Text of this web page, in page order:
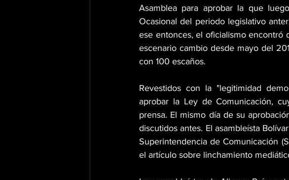
Asamblea para aprobar la que
Ocasional del periodo legislativo
ese entonces, el oficialismo encontró
escenario cambio desde mayo del
con 100 escaños.
Revestidos con la "legitimidad
aprobar la Ley de Comunicación,
prensa. El mismo día de su
discutidos antes. El asambleísta
Superintendencia de Comunicación
el artículo sobre linchamiento